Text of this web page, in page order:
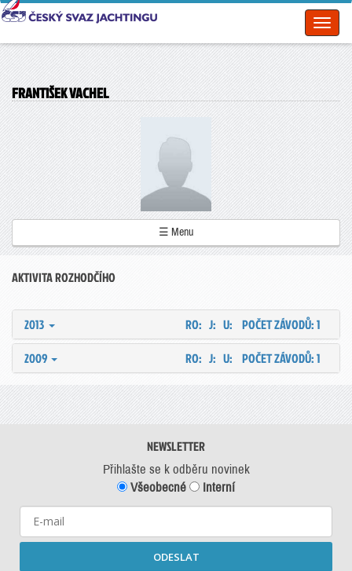
FRANTIŠEK VACHEL
☰ Menu
AKTIVITA ROZHODČÍHO
2013 POČET ZÁVODŮ: 1
RO: J: U:
2009
POČET ZÁVODŮ: 1
RO: J: U:
NEWSLETTER
Přihlašte se k odběru novinek
Všeobecné
Interní
ODESLAT